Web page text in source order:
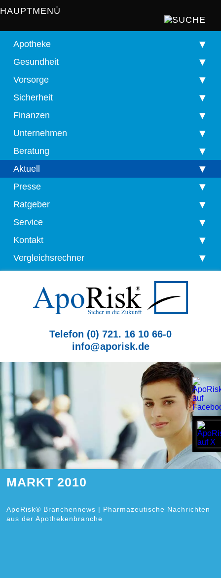
Telefon (0) 721. 16 10 66-0
info@aporisk.de
HAUPTMENÜ
Apotheke
Gesundheit
Vorsorge
Sicherheit
Finanzen
Unternehmen
Beratung
Aktuell
Presse
Ratgeber
Service
Kontakt
Vergleichsrechner
MARKT 2010
ApoRisk® Branchennews | Pharmazeutische Nachrichten
aus der Apothekenbranche